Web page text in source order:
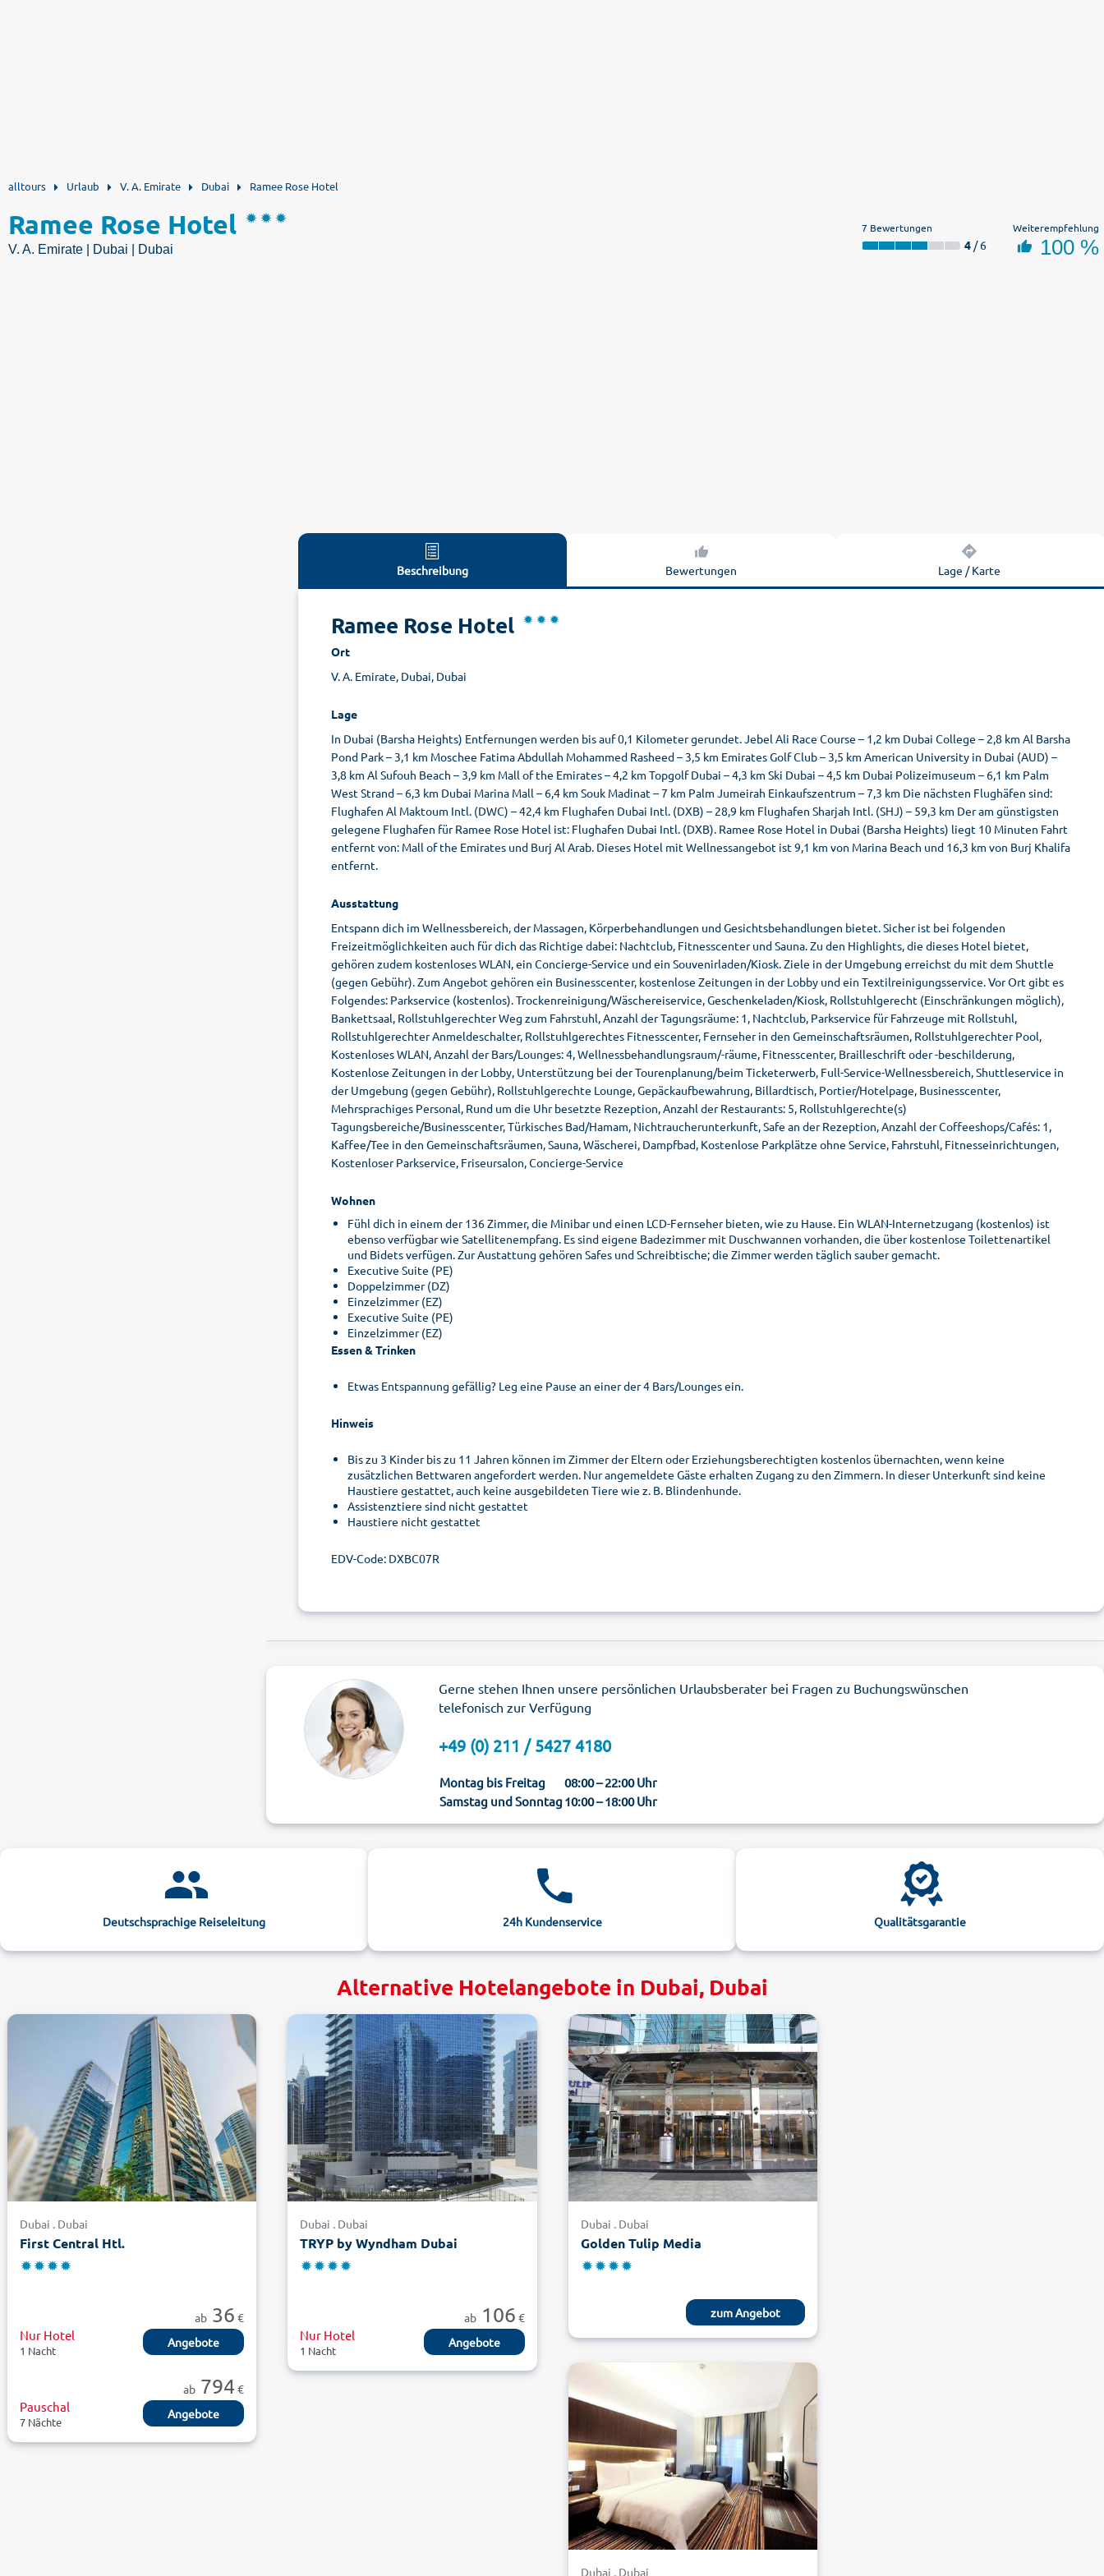
alltours Urlaub V. A. Emirate Dubai Ramee Rose Hotel
Ramee Rose Hotel
V. A. Emirate | Dubai | Dubai
7 Bewertungen
4 / 6
Weiterempfehlung
100 %
Beschreibung Bewertungen Lage / Karte
Ramee Rose Hotel
Ort
V. A. Emirate, Dubai, Dubai
Lage
In Dubai (Barsha Heights) Entfernungen werden bis auf 0,1 Kilometer gerundet. Jebel Ali Race Course – 1,2 km Dubai College – 2,8 km Al Barsha
Pond Park – 3,1 km Moschee Fatima Abdullah Mohammed Rasheed – 3,5 km Emirates Golf Club – 3,5 km American University in Dubai (AUD) –
3,8 km Al Sufouh Beach – 3,9 km Mall of the Emirates – 4,2 km Topgolf Dubai – 4,3 km Ski Dubai – 4,5 km Dubai Polizeimuseum – 6,1 km Palm
West Strand – 6,3 km Dubai Marina Mall – 6,4 km Souk Madinat – 7 km Palm Jumeirah Einkaufszentrum – 7,3 km Die nächsten Flughäfen sind:
Flughafen Al Maktoum Intl. (DWC) – 42,4 km Flughafen Dubai Intl. (DXB) – 28,9 km Flughafen Sharjah Intl. (SHJ) – 59,3 km Der am günstigsten
gelegene Flughafen für Ramee Rose Hotel ist: Flughafen Dubai Intl. (DXB). Ramee Rose Hotel in Dubai (Barsha Heights) liegt 10 Minuten Fahrt
entfernt von: Mall of the Emirates und Burj Al Arab. Dieses Hotel mit Wellnessangebot ist 9,1 km von Marina Beach und 16,3 km von Burj Khalifa
entfernt.
Ausstattung
Entspann dich im Wellnessbereich, der Massagen, Körperbehandlungen und Gesichtsbehandlungen bietet. Sicher ist bei folgenden
Freizeitmöglichkeiten auch für dich das Richtige dabei: Nachtclub, Fitnesscenter und Sauna. Zu den Highlights, die dieses Hotel bietet,
gehören zudem kostenloses WLAN, ein Concierge-Service und ein Souvenirladen/Kiosk. Ziele in der Umgebung erreichst du mit dem Shuttle
(gegen Gebühr). Zum Angebot gehören ein Businesscenter, kostenlose Zeitungen in der Lobby und ein Textilreinigungsservice. Vor Ort gibt es
Folgendes: Parkservice (kostenlos). Trockenreinigung/Wäschereiservice, Geschenkeladen/Kiosk, Rollstuhlgerecht (Einschränkungen möglich),
Bankettsaal, Rollstuhlgerechter Weg zum Fahrstuhl, Anzahl der Tagungsräume: 1, Nachtclub, Parkservice für Fahrzeuge mit Rollstuhl,
Rollstuhlgerechter Anmeldeschalter, Rollstuhlgerechtes Fitnesscenter, Fernseher in den Gemeinschaftsräumen, Rollstuhlgerechter Pool,
Kostenloses WLAN, Anzahl der Bars/Lounges: 4, Wellnessbehandlungsraum/-räume, Fitnesscenter, Brailleschrift oder -beschilderung,
Kostenlose Zeitungen in der Lobby, Unterstützung bei der Tourenplanung/beim Ticketerwerb, Full-Service-Wellnessbereich, Shuttleservice in
der Umgebung (gegen Gebühr), Rollstuhlgerechte Lounge, Gepäckaufbewahrung, Billardtisch, Portier/Hotelpage, Businesscenter,
Mehrsprachiges Personal, Rund um die Uhr besetzte Rezeption, Anzahl der Restaurants: 5, Rollstuhlgerechte(s)
Tagungsbereiche/Businesscenter, Türkisches Bad/Hamam, Nichtraucherunterkunft, Safe an der Rezeption, Anzahl der Coffeeshops/Cafés: 1,
Kaffee/Tee in den Gemeinschaftsräumen, Sauna, Wäscherei, Dampfbad, Kostenlose Parkplätze ohne Service, Fahrstuhl, Fitnesseinrichtungen,
Kostenloser Parkservice, Friseursalon, Concierge-Service
Wohnen
Fühl dich in einem der 136 Zimmer, die Minibar und einen LCD-Fernseher bieten, wie zu Hause. Ein WLAN-Internetzugang (kostenlos) ist
ebenso verfügbar wie Satellitenempfang. Es sind eigene Badezimmer mit Duschwannen vorhanden, die über kostenlose Toilettenartikel
und Bidets verfügen. Zur Austattung gehören Safes und Schreibtische; die Zimmer werden täglich sauber gemacht.
Executive Suite (PE)
Doppelzimmer (DZ)
Einzelzimmer (EZ)
Executive Suite (PE)
Einzelzimmer (EZ)
Essen & Trinken
Etwas Entspannung gefällig? Leg eine Pause an einer der 4 Bars/Lounges ein.
Hinweis
Bis zu 3 Kinder bis zu 11 Jahren können im Zimmer der Eltern oder Erziehungsberechtigten kostenlos übernachten, wenn keine
zusätzlichen Bettwaren angefordert werden. Nur angemeldete Gäste erhalten Zugang zu den Zimmern. In dieser Unterkunft sind keine
Haustiere gestattet, auch keine ausgebildeten Tiere wie z. B. Blindenhunde.
Assistenztiere sind nicht gestattet
Haustiere nicht gestattet
EDV-Code: DXBC07R
Gerne stehen Ihnen unsere persönlichen Urlaubsberater bei Fragen zu Buchungswünschen
telefonisch zur Verfügung
+49 (0) 211 / 5427 4180
Montag bis Freitag
08:00 – 22:00 Uhr
Samstag und Sonntag10:00 – 18:00 Uhr
Deutschsprachige Reiseleitung 24h Kundenservice Qualitätsgarantie
Alternative Hotelangebote in Dubai, Dubai
Dubai . Dubai
First Central Htl.
ab 36 €
Nur Hotel
1 Nacht
Angebote
ab 794 €
Pauschal
7 Nächte
Angebote
Dubai . Dubai
TRYP by Wyndham Dubai
ab106 €
Nur Hotel
1 Nacht
Angebote
Dubai . Dubai
Golden Tulip Media
zum Angebot
Dubai . Dubai